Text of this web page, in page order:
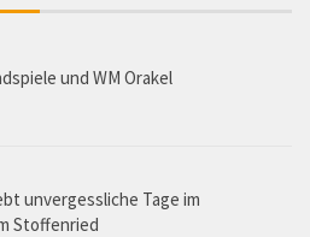
und WM Orakel
unvergessliche Tage im
Stoffenried